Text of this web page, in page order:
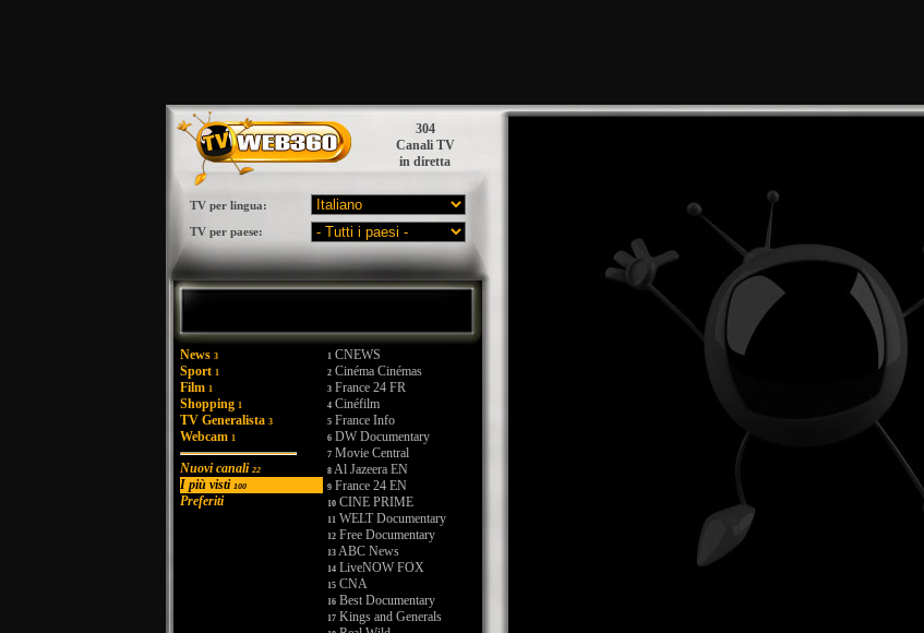
304
Canali TV
in diretta
TV per lingua:
TV per paese:
News 3
Sport 1
Film 1
Shopping 1
TV Generalista 3
Webcam 1
Nuovi canali 22
I più visti 100
Preferiti
1 CNEWS
2 Cinéma Cinémas
3 France 24 FR
4 Cinéfilm
5 France Info
6 DW Documentary
7 Movie Central
8 Al Jazeera EN
9 France 24 EN
10 CINE PRIME
11 WELT Documentary
12 Free Documentary
13 ABC News
14 LiveNOW FOX
15 CNA
16 Best Documentary
17 Kings and Generals